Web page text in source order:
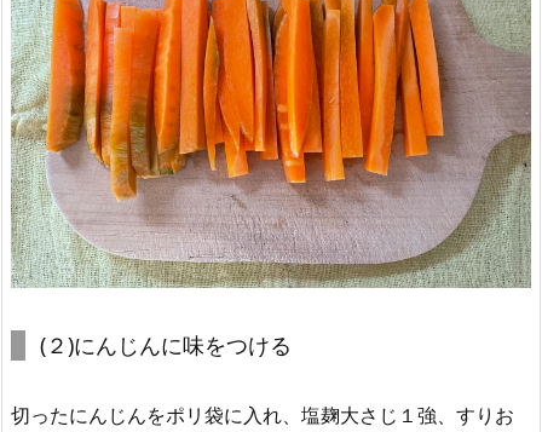
(２)にんじんに味をつける
切ったにんじんをポリ袋に入れ、塩麹大さじ１強、すりお